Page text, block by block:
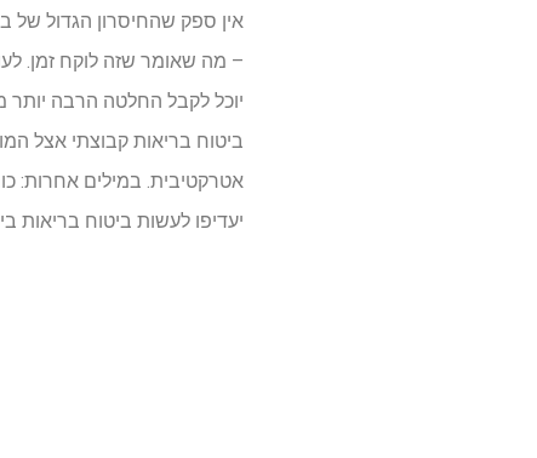
אין ספק שהחיסרון הגדול של
– מה שאומר שזה לוקח זמן.
יוכל לקבל החלטה הרבה יותר
ביטוח בריאות קבוצתי אצל
אטרקטיבית. במילים אחרות:
יעדיפו לעשות ביטוח בריאות